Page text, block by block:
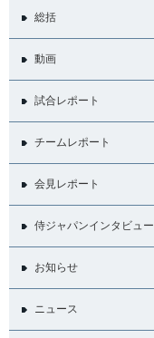
総括
動画
試合レポート
チームレポート
会見レポート
侍ジャパンインタビュー
お知らせ
ニュース